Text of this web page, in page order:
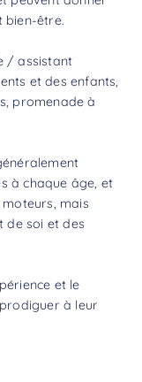
bien-être.
/ assistant
et des enfants,
promenade à
à chaque âge, et
mais
de soi et des
et le
à leur